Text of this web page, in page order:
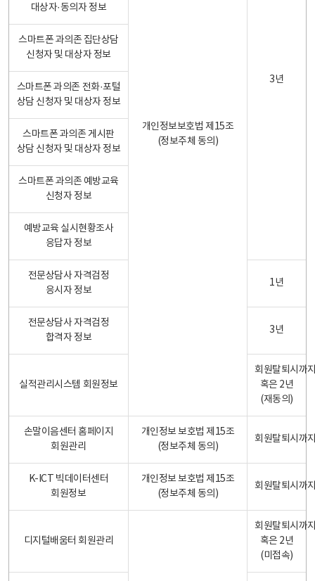
개인정보보호법 제15조
(정보주체 동의)
3년
대상자·동의자 정보
스마트폰 과의존 집단상담
신청자 및 대상자 정보
스마트폰 과의존 전화·포털
상담 신청자 및 대상자 정보
스마트폰 과의존 게시판
상담 신청자 및 대상자 정보
스마트폰 과의존 예방교육
신청자 정보
예방교육 실시현황조사
응답자 정보
전문상담사 자격검정
응시자 정보
1년
전문상담사 자격검정
합격자 정보
3년
실적관리시스템 회원정보
회원탈퇴시까
혹은 2년
(재동의)
손말이음센터 홈페이지
회원관리
개인정보 보호법 제15조
(정보주체 동의)
회원탈퇴시까
K-ICT 빅데이터센터
회원정보
개인정보 보호법 제15조
(정보주체 동의)
회원탈퇴시까
디지털배움터 회원관리
회원탈퇴시까
혹은 2년
(미접속)